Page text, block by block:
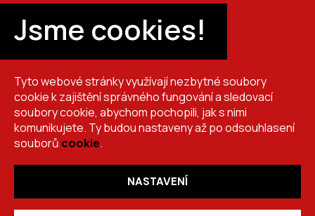
Jsme cookies!
Tyto webové stránky využívají nezbytné soubory
cookie k zajištění správného fungování a sledovací
soubory cookie, abychom pochopili, jak s nimi
komunikujete. Ty budou nastaveny až po odsouhlasení
souborů cookie.
NASTAVENÍ
Pracovní doba
Po–Pá 7:00 – 15:30
+420 725 510 044
obchod@brslik.cz
BRŠLÍK, s.r.o.. Všechna práva vyhrazena.